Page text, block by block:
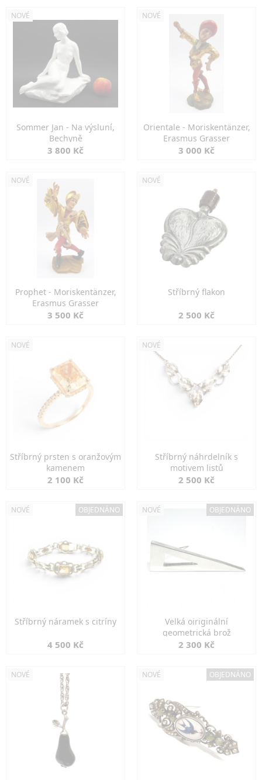
NOVÉ
Sommer Jan - Na výsluní,
Bechyně
3 800 Kč
NOVÉ
Orientale - Moriskentänzer,
Erasmus Grasser
3 000 Kč
NOVÉ
Prophet - Moriskentänzer,
Erasmus Grasser
3 500 Kč
NOVÉ
Stříbrný flakon
2 500 Kč
NOVÉ
Stříbrný prsten s oranžovým
kamenem
2 100 Kč
NOVÉ
Stříbrný náhrdelník s
motivem listů
2 500 Kč
NOVÉ OBJEDNÁNO
Stříbrný náramek s citríny
4 500 Kč
NOVÉ OBJEDNÁNO
Velká oiriginální
geometrická brož
2 300 Kč
NOVÉ NOVÉ OBJEDNÁNO